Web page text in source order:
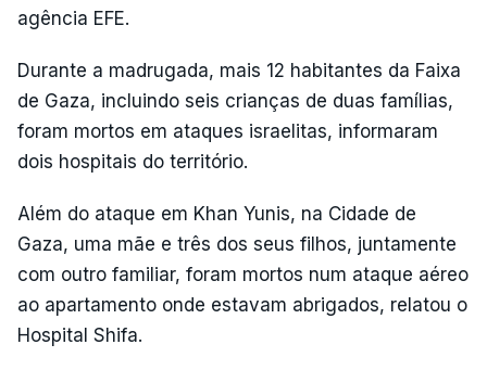
agência EFE.
Durante a madrugada, mais 12 habitantes da Faixa
de Gaza, incluindo seis crianças de duas famílias,
foram mortos em ataques israelitas, informaram
dois hospitais do território.
Além do ataque em Khan Yunis, na Cidade de
Gaza, uma mãe e três dos seus filhos, juntamente
com outro familiar, foram mortos num ataque aéreo
ao apartamento onde estavam abrigados, relatou o
Hospital Shifa.